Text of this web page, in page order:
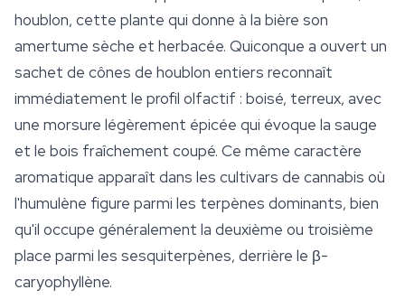
houblon, cette plante qui donne à la bière son
amertume sèche et herbacée. Quiconque a ouvert un
sachet de cônes de houblon entiers reconnaît
immédiatement le profil olfactif : boisé, terreux, avec
une morsure légèrement épicée qui évoque la sauge
et le bois fraîchement coupé. Ce même caractère
aromatique apparaît dans les cultivars de cannabis où
l'humulène figure parmi les terpènes dominants, bien
qu'il occupe généralement la deuxième ou troisième
place parmi les sesquiterpènes, derrière le β-
caryophyllène.